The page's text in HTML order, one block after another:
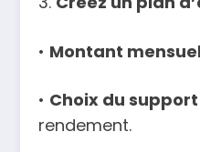
• Montant
• Choix du
rendement.